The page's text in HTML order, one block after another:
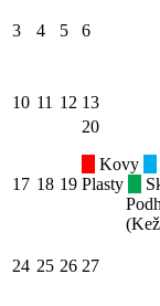
3 4 5 6
10 11 12 13
17 18 19
20
Kovy
Plasty
24 25 26 27